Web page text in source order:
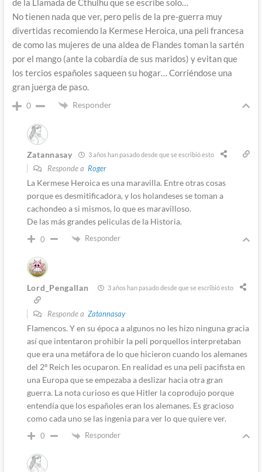
de la Llamada de Cthulhu que se escribe solo…
No tienen nada que ver, pero pelis de la pre-guerra muy
divertidas recomiendo la Kermese Heroica, una peli francesa
de como las mujeres de una aldea de Flandes toman la sartén
por el mango (ante la cobardía de sus maridos) y evitan que
los tercios españoles saqueen su hogar… Corriéndose una
gran juerga de paso.
0 Responder
Zatannasay 3 años han pasado desde que se escribió esto
Responde a Roger
La Kermese Heroica es una maravilla. Entre otras cosas
porque es desmitificadora, y los holandeses se toman a
cachondeo a si mismos, lo que es maravilloso.
De las más grandes peliculas de la Historia.
0 Responder
Lord_Pengallan 3 años han pasado desde que se escribió esto
Responde a Zatannasay
Flamencos. Y en su época a algunos no les hizo ninguna gracia
así que intentaron prohibir la peli porquellos interpretaban
que era una metáfora de lo que hicieron cuando los alemanes
del 2º Reich les ocuparon. En realidad es una peli pacifista en
una Europa que se empezaba a deslizar hacia otra gran
guerra. La nota curioso es que Hitler la coprodujo porque
entendía que los españoles eran los alemanes. Es gracioso
como cada uno se las ingenia para ver lo que quiere ver.
0 Responder